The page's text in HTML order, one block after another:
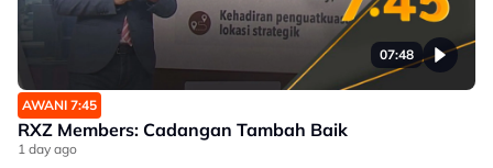
07:48
AWANI 7:45
RXZ Members: Cadangan Tambah Baik
1 day ago